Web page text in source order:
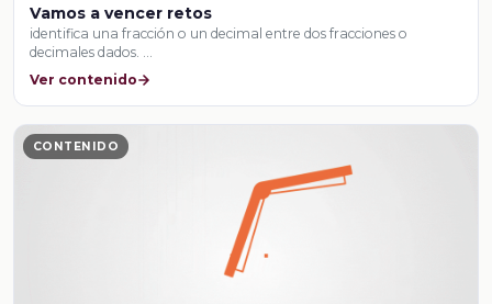
Vamos a vencer retos
identifica una fracción o un decimal entre dos fracciones o
decimales dados. …
Ver contenido
CONTENIDO